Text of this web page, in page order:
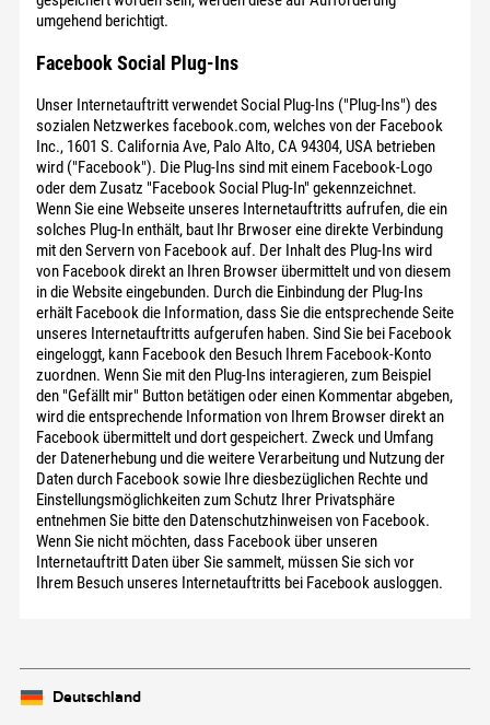
umgehend berichtigt.
Facebook Social Plug-Ins
Unser Internetauftritt verwendet Social Plug-Ins ("Plug-Ins") des
sozialen Netzwerkes facebook.com, welches von der Facebook
Inc., 1601 S. California Ave, Palo Alto, CA 94304, USA betrieben
wird ("Facebook"). Die Plug-Ins sind mit einem Facebook-Logo
oder dem Zusatz "Facebook Social Plug-In" gekennzeichnet.
Wenn Sie eine Webseite unseres Internetauftritts aufrufen, die ein
solches Plug-In enthält, baut Ihr Brwoser eine direkte Verbindung
mit den Servern von Facebook auf. Der Inhalt des Plug-Ins wird
von Facebook direkt an Ihren Browser übermittelt und von diesem
in die Website eingebunden. Durch die Einbindung der Plug-Ins
erhält Facebook die Information, dass Sie die entsprechende Seite
unseres Internetauftritts aufgerufen haben. Sind Sie bei Facebook
eingeloggt, kann Facebook den Besuch Ihrem Facebook-Konto
zuordnen. Wenn Sie mit den Plug-Ins interagieren, zum Beispiel
den "Gefällt mir" Button betätigen oder einen Kommentar abgeben,
wird die entsprechende Information von Ihrem Browser direkt an
Facebook übermittelt und dort gespeichert. Zweck und Umfang
der Datenerhebung und die weitere Verarbeitung und Nutzung der
Daten durch Facebook sowie Ihre diesbezüglichen Rechte und
Einstellungsmöglichkeiten zum Schutz Ihrer Privatsphäre
entnehmen Sie bitte den Datenschutzhinweisen von Facebook.
Wenn Sie nicht möchten, dass Facebook über unseren
Internetauftritt Daten über Sie sammelt, müssen Sie sich vor
Ihrem Besuch unseres Internetauftritts bei Facebook ausloggen.
Deutschland